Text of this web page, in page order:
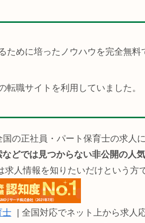
ために培ったノウハウを完全無料
職サイトを利用していました。
国の正社員・パート保育士の求人
どでは見つからない非公開の人
求人情報を知りたいだけという方
士
| 全国対応でネット上から求人